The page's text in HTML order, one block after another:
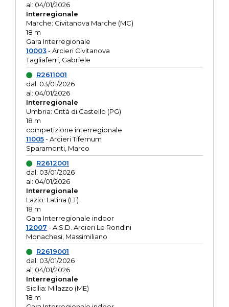
al: 04/01/2026
Interregionale
Marche: Civitanova Marche (MC)
18 m
Gara Interregionale
10003- Arcieri Civitanova
Tagliaferri, Gabriele
R2611001
dal: 03/01/2026
al: 04/01/2026
Interregionale
Umbria: Città di Castello (PG)
18 m
competizione interregionale
11005- Arcieri Tifernum
Sparamonti, Marco
R2612001
dal: 03/01/2026
al: 04/01/2026
Interregionale
Lazio: Latina (LT)
18 m
Gara Interregionale indoor
12007 - A.S.D. Arcieri Le Rondini
Monachesi, Massimiliano
R2619001
dal: 03/01/2026
al: 04/01/2026
Interregionale
Sicilia: Milazzo (ME)
18 m